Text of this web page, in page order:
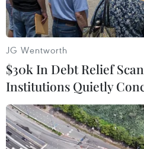
TIN LIÊN QUAN
JG Wentworth
$30k In Debt Relief
Institutions Quietly